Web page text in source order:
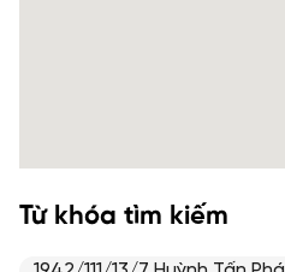
Từ khóa tìm kiếm